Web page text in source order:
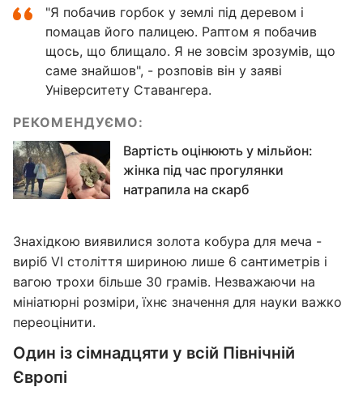
"Я побачив горбок у землі під деревом і
помацав його палицею. Раптом я побачив
щось, що блищало. Я не зовсім зрозумів, що
саме знайшов", - розповів він у заяві
Університету Ставангера.
РЕКОМЕНДУЄМО:
Вартість оцінюють у мільйон:
жінка під час прогулянки
натрапила на скарб
Знахідкою виявилися золота кобура для меча -
виріб VI століття шириною лише 6 сантиметрів і
вагою трохи більше 30 грамів. Незважаючи на
мініатюрні розміри, їхнє значення для науки важко
переоцінити.
Один із сімнадцяти у всій Північній
Європі